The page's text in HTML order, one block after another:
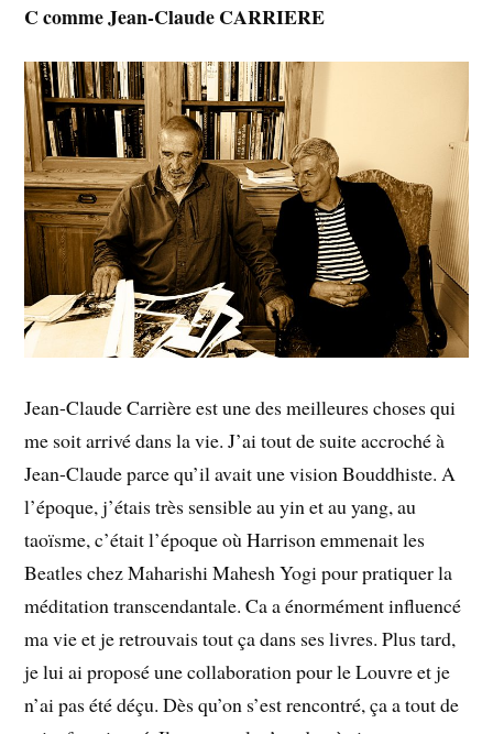
C comme Jean-Claude CARRIERE
Jean-Claude Carrière est une des meilleures choses qui
me soit arrivé dans la vie. J’ai tout de suite accroché à
Jean-Claude parce qu’il avait une vision Bouddhiste. A
l’époque, j’étais très sensible au yin et au yang, au
taoïsme, c’était l’époque où Harrison emmenait les
Beatles chez Maharishi Mahesh Yogi pour pratiquer la
méditation transcendantale. Ca a énormément influencé
ma vie et je retrouvais tout ça dans ses livres. Plus tard,
je lui ai proposé une collaboration pour le Louvre et je
n’ai pas été déçu. Dès qu’on s’est rencontré, ça a tout de